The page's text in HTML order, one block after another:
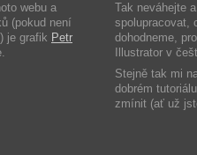
webu a
(pokud není
je grafik Petr
Tak neváhejte
spolupracovat,
dohodneme,
Illustrator v
Stejně tak mi
dobrém
zmínit (ať už